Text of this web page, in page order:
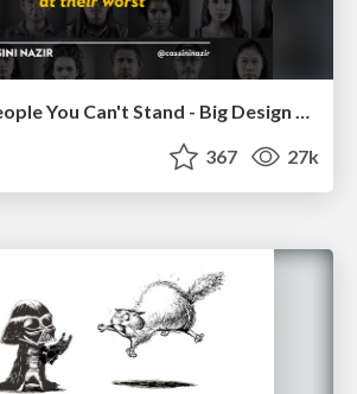
Dealing with People You Can't Stand - Big Design 2015
367 27k